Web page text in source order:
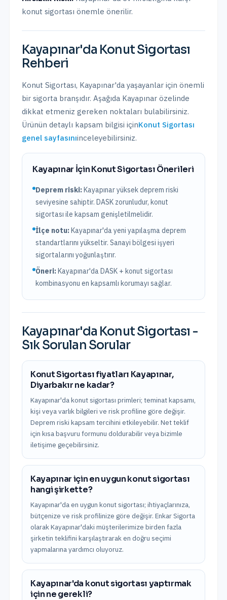
konut sigortası önemle önerilir.
Kayapınar'da Konut Sigortası
Rehberi
Konut Sigortası, Kayapınar'da yaşayanlar için önemli
bir sigorta branşıdır. Aşağıda Kayapınar özelinde
dikkat etmeniz gereken noktaları bulabilirsiniz.
Ürünün detaylı kapsam bilgisi içinKonut Sigortası
genel sayfasınıinceleyebilirsiniz.
Kayapınar İçinKonut SigortasıÖnerileri
Deprem riski:Kayapınaryüksekdeprem riski
seviyesine sahiptir. DASK zorunludur, konut
sigortası ile kapsam genişletilmelidir.
İlçe notu:Kayapınar'da yeni yapılaşma deprem
standartlarını yükseltir. Sanayi bölgesi işyeri
sigortalarını yoğunlaştırır.
Öneri:Kayapınar'da DASK + konut sigortası
kombinasyonu en kapsamlı korumayı sağlar.
Kayapınar'da Konut Sigortası -
Sık Sorulan Sorular
Konut Sigortası fiyatları Kayapınar,
Diyarbakır ne kadar?
Kayapınar'da konut sigortası primleri; teminat kapsamı,
kişi veya varlık bilgileri ve risk profiline göre değişir.
Deprem riski kapsam tercihini etkileyebilir. Net teklif
için kısa başvuru formunu doldurabilir veya bizimle
iletişime geçebilirsiniz.
Kayapınar için en uygun konut sigortası
hangi şirkette?
Kayapınar'da en uygun konut sigortası; ihtiyaçlarınıza,
bütçenize ve risk profilinize göre değişir. Enkar Sigorta
olarak Kayapınar'daki müşterilerimize birden fazla
şirketin teklifini karşılaştırarak en doğru seçimi
yapmalarına yardımcı oluyoruz.
Kayapınar'da konut sigortası yaptırmak
için ne gerekli?